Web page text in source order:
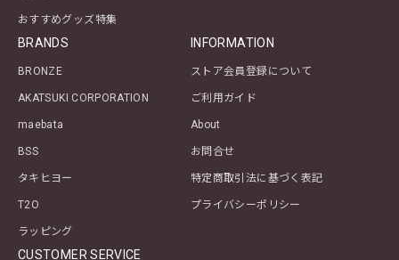
おすすめグッズ特集
BRANDS
BRONZE
AKATSUKI CORPORATION
maebata
BSS
タキヒヨー
T2O
ラッピング
INFORMATION
ストア会員登録について
ご利用ガイド
About
お問合せ
特定商取引法に基づく表記
プライバシーポリシー
CUSTOMER SERVICE